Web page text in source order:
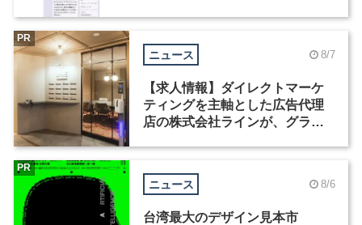
ニュース 8/7
【求人情報】ダイレクトマーケ
ティングを主軸とした広告代理
店の株式会社ラインが、グラフ
PR
ニュース 8/6
台湾最大のデザイン見本市
PR